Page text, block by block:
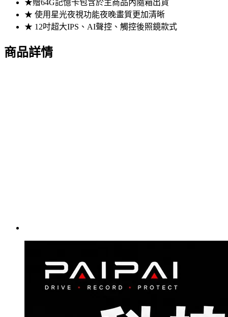
★贈64G記憶卡包含於主商品內隨箱出貨
★ 使用星光夜視功能夜晚畫質更加清晰
★ 12吋超大IPS、AI聲控、觸控後照鏡款式
商品詳情